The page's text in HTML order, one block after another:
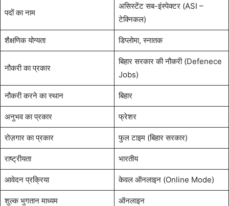
पदों का नाम
असिस्टेंट सब-इंस्पेक्टर (ASI –
टेक्निकल)
शैक्षणिक योग्यता डिप्लोमा, स्नातक
नौकरी का प्रकार
बिहार सरकार की नौकरी (Defenece
Jobs)
नौकरी करने का स्थान बिहार
अनुभव का प्रकार फ्रेशर
रोज़गार का प्रकार फुल टाइम (बिहार सरकार)
राष्ट्रीयता भारतीय
आवेदन प्रक्रिया केवल ऑनलाइन (Online Mode)
शुल्क भुगतान माध्यम ऑनलाइन